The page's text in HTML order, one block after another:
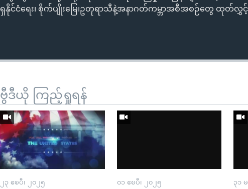
ရှနိုင်ငံရေး၊ စိုက်ပျိုးမြေ၊ဥတုရာသီနဲ့အနာဂတ်ကမ္ဘာအစီအစဉ်တွေ ထုတ်လွှင့်
ဗွီဒီယို ကြည့်ရှုရန်
၂၃ ဧၿပီ၊ ၂၀၂၅ ၀၁ ဧၿပီ၊ ၂၀၂၅ ၃၁